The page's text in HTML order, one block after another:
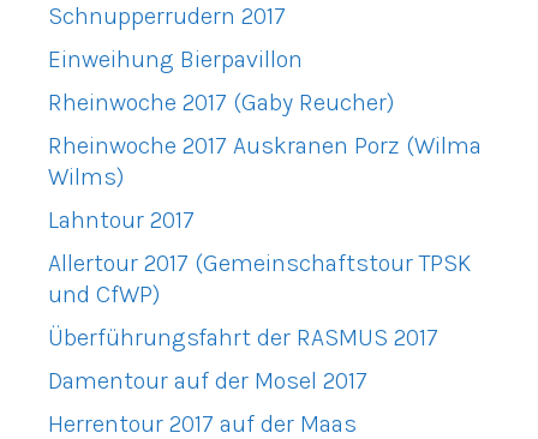
Schnupperrudern 2017
Einweihung Bierpavillon
Rheinwoche 2017 (Gaby Reucher)
Rheinwoche 2017 Auskranen Porz (Wilma
Wilms)
Lahntour 2017
Allertour 2017 (Gemeinschaftstour TPSK
und CfWP)
Überführungsfahrt der RASMUS 2017
Damentour auf der Mosel 2017
Herrentour 2017 auf der Maas